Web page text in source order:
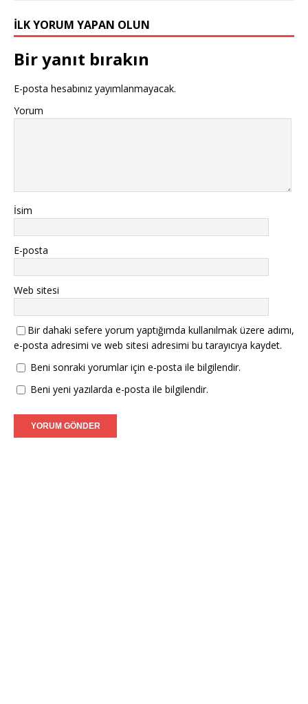
İLK YORUM YAPAN OLUN
Bir yanıt bırakın
E-posta hesabınız yayımlanmayacak.
Yorum
İsim
E-posta
Web sitesi
Bir dahaki sefere yorum yaptığımda kullanılmak üzere adımı,
e-posta adresimi ve web sitesi adresimi bu tarayıcıya kaydet.
Beni sonraki yorumlar için e-posta ile bilgilendir.
Beni yeni yazılarda e-posta ile bilgilendir.